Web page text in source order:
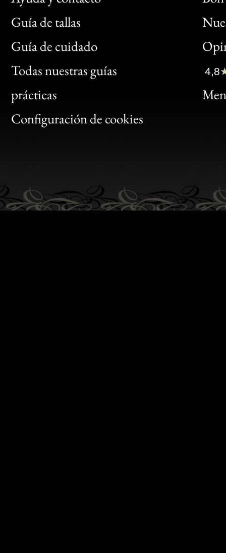
Guía de tallas
Guía de cuidado
Todas nuestras guías
prácticas
Configuración de cookies
Bon
Clic
Bon
4,8